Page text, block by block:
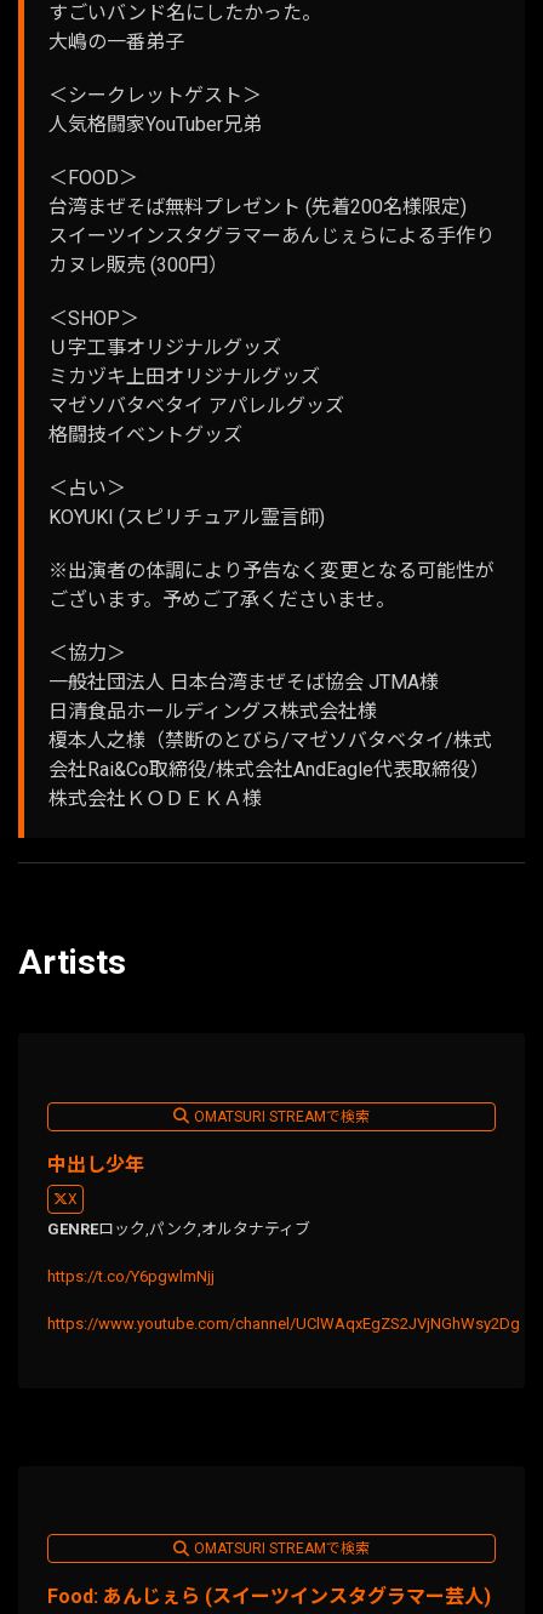
すごいバンド名にしたかった。
大嶋の一番弟子
＜シークレットゲスト＞
人気格闘家YouTuber兄弟
＜FOOD＞
台湾まぜそば無料プレゼント (先着200名様限定)
スイーツインスタグラマーあんじぇらによる手作り
カヌレ販売 (300円）
＜SHOP＞
Ｕ字工事オリジナルグッズ
ミカヅキ上田オリジナルグッズ
マゼソバタベタイ アパレルグッズ
格闘技イベントグッズ
＜占い＞
KOYUKI (スピリチュアル霊言師)
※出演者の体調により予告なく変更となる可能性が
ございます。予めご了承くださいませ。
＜協力＞
一般社団法人 日本台湾まぜそば協会 JTMA様
日清食品ホールディングス株式会社様
榎本人之様（禁断のとびら/マゼソバタベタイ/株式
会社Rai&Co取締役/株式会社AndEagle代表取締役）
株式会社ＫＯＤＥＫＡ様
Artists
OMATSURI STREAMで検索
中出し少年
X
GENREロック, パンク, オルタナティブ
https://t.co/Y6pgwlmNjj
https://www.youtube.com/channel/UClWAqxEgZS2JVjNGhWsy2Dg
OMATSURI STREAMで検索
Food: あんじぇら (スイーツインスタグラマー芸人)